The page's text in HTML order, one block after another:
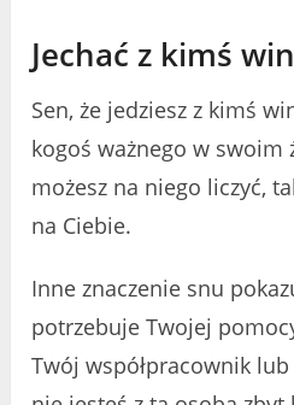
Jechać z kimś
Sen, że jedziesz z kimś
kogoś ważnego w swoim
możesz na niego liczyć,
na Ciebie.
Inne znaczenie snu
potrzebuje Twojej
Twój współpracownik